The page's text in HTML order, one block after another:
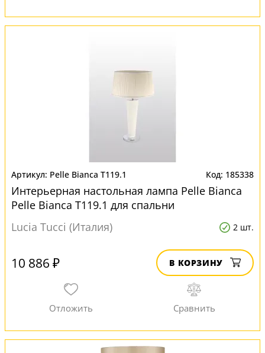
Pelle Bianca T119.1 185338
Интерьерная настольная лампа Pelle Bianca
Pelle Bianca T119.1 для спальни
Lucia Tucci (Италия)
2 шт.
10 886 ₽ В КОРЗИНУ